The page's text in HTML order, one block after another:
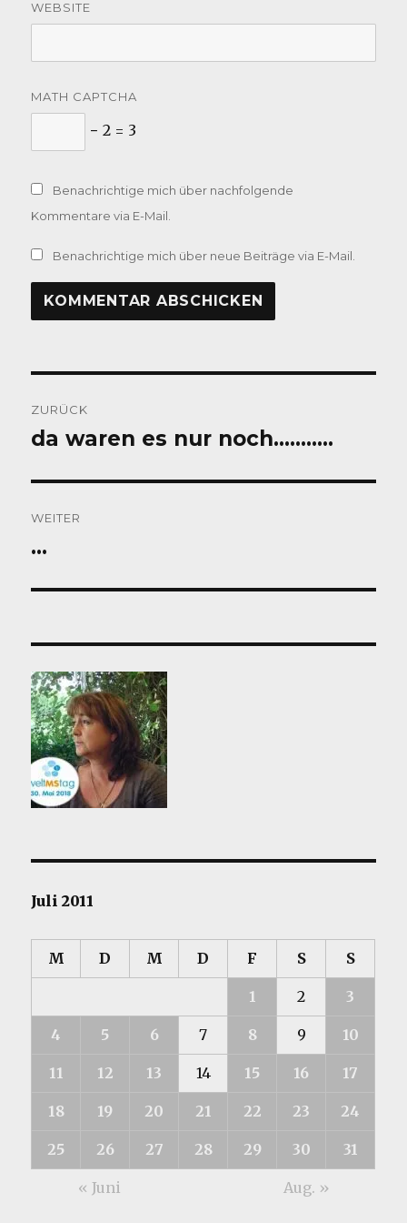
WEBSITE
MATH CAPTCHA
− 2 = 3
Benachrichtige mich über nachfolgende
Kommentare via E-Mail.
Benachrichtige mich über neue Beiträge via E-Mail.
ZURÜCK
Vorheriger
da waren es nur noch………..
WEITER
Nächster
…
Juli 2011
M D M D F S S
1 2 3
4 5 6 7 8 9 10
11 12 13 14 15 16 17
18 19 20 21 22 23 24
25 26 27 28 29 30 31
« Juni Aug. »